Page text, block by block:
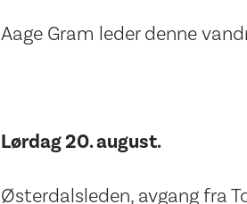
Aage Gram leder denne
Lørdag 20. august.
Østerdalsleden, avgang fra